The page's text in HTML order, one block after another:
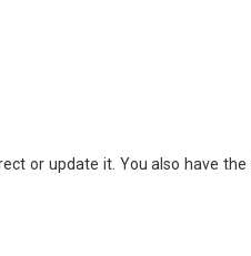
or update it. You also have